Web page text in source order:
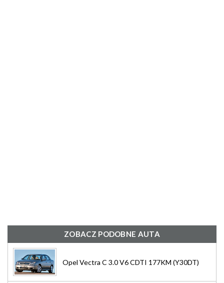
ZOBACZ PODOBNE AUTA
Opel Vectra C 3.0 V6 CDTI 177KM (Y30DT)